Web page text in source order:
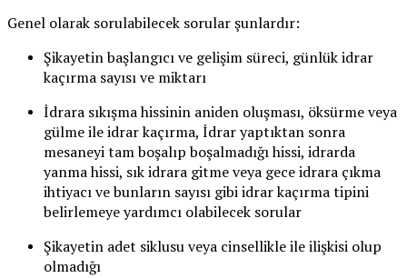
Genel olarak sorulabilecek sorular şunlardır:
Şikayetin başlangıcı ve gelişim süreci, günlük idrar
kaçırma sayısı ve miktarı
İdrara sıkışma hissinin aniden oluşması, öksürme veya
gülme ile idrar kaçırma, İdrar yaptıktan sonra
mesaneyi tam boşalıp boşalmadığı hissi, idrarda
yanma hissi, sık idrara gitme veya gece idrara çıkma
ihtiyacı ve bunların sayısı gibi idrar kaçırma tipini
belirlemeye yardımcı olabilecek sorular
Şikayetin adet siklusu veya cinsellikle ile ilişkisi olup
olmadığı